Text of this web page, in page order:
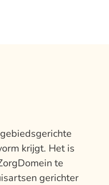
krijgt. Het is
te
gerichter